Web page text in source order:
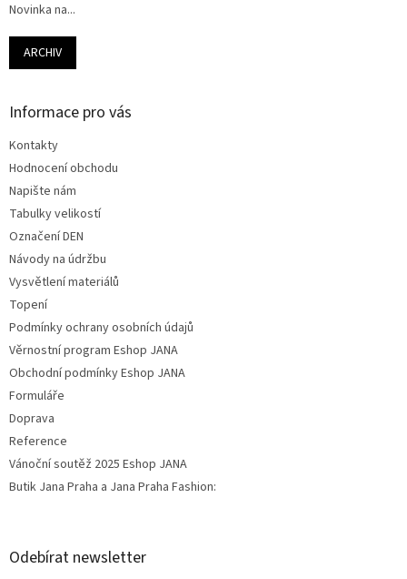
Novinka na...
ARCHIV
Informace pro vás
Kontakty
Hodnocení obchodu
Napište nám
Tabulky velikostí
Označení DEN
Návody na údržbu
Vysvětlení materiálů
Topení
Podmínky ochrany osobních údajů
Věrnostní program Eshop JANA
Obchodní podmínky Eshop JANA
Formuláře
Doprava
Reference
Vánoční soutěž 2025 Eshop JANA
Butik Jana Praha a Jana Praha Fashion:
Odebírat newsletter